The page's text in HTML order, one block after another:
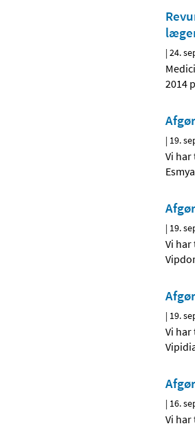
|24.
2014
| 19.
Vi
| 19.
Vi
| 19.
Vi
| 16.
Vi